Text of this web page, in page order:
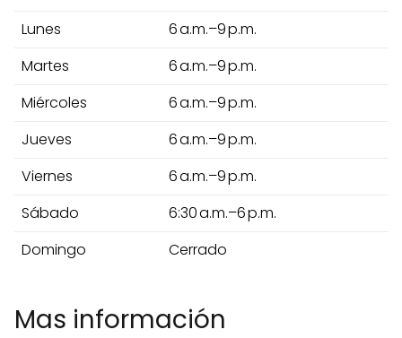
Lunes
6 a.m.–9 p.m.
Martes
6 a.m.–9 p.m.
Miércoles
6 a.m.–9 p.m.
Jueves
6 a.m.–9 p.m.
Viernes
6 a.m.–9 p.m.
Sábado
6:30 a.m.–6 p.m.
Domingo
Cerrado
Mas información